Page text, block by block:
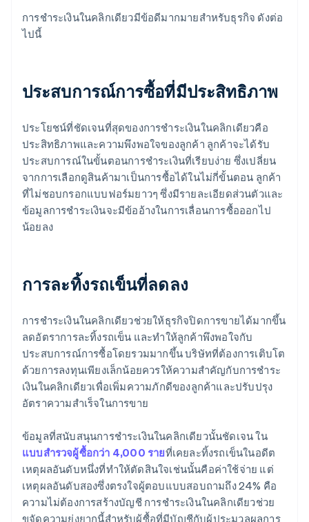
การชำระเงินในคลิกเดียวมีข้อดีมากมายสำหรับธุรกิจ ดังต่อ
ไปนี้
ประสบการณ์การซื้อที่มีประสิทธิภาพ
ประโยชน์ที่ชัดเจนที่สุดของการชำระเงินในคลิกเดียวคือ
ประสิทธิภาพและความพึงพอใจของลูกค้า ลูกค้าจะได้รับ
ประสบการณ์ในขั้นตอนการชำระเงินที่เรียบง่าย ซึ่งเปลี่ยน
จากการเลือกดูสินค้ามาเป็นการซื้อได้ในไม่กี่ขั้นตอน ลูกค้า
ที่ไม่ชอบกรอกแบบฟอร์มยาวๆ ซึ่งมีรายละเอียดส่วนตัวและ
ข้อมูลการชำระเงินจะมีข้ออ้างในการเลื่อนการซื้อออกไป
น้อยลง
การละทิ้งรถเข็นที่ลดลง
การชำระเงินในคลิกเดียวช่วยให้ธุรกิจปิดการขายได้มากขึ้น
ลดอัตราการละทิ้งรถเข็น และทำให้ลูกค้าพึงพอใจกับ
ประสบการณ์การซื้อโดยรวมมากขึ้น บริษัทที่ต้องการเติบโต
ด้วยการลงทุนเพียงเล็กน้อยควรให้ความสำคัญกับการชำระ
เงินในคลิกเดียวเพื่อเพิ่มความภักดีของลูกค้าและปรับปรุง
อัตราความสำเร็จในการขาย
ข้อมูลที่สนับสนุนการชำระเงินในคลิกเดียวนั้นชัดเจน ใน
แบบสำรวจผู้ซื้อกว่า 4,000 รายที่เคยละทิ้งรถเข็นในอดีต
เหตุผลอันดับหนึ่งที่ทำให้ตัดสินใจเช่นนั้นคือค่าใช้จ่าย แต่
เหตุผลอันดับสองซึ่งตรงใจผู้ตอบแบบสอบถามถึง 24% คือ
ความไม่ต้องการสร้างบัญชี การชำระเงินในคลิกเดียวช่วย
ขจัดความยุ่งยากนี้สำหรับผู้ซื้อที่มีบัญชีกับผู้ประมวลผลการ